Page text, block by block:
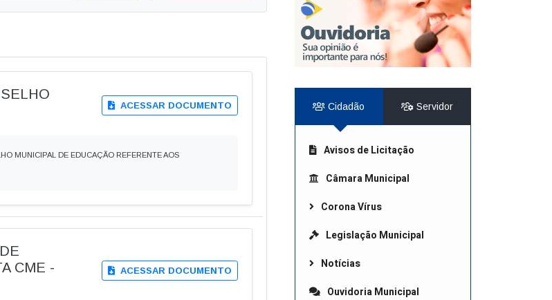
ACESSAR DOCUMENTO
MUNICIPAL DE EDUCAÇÃO REFERENTE AOS
CME -
ACESSAR DOCUMENTO
Cidadão Servidor
Avisos de Licitação
Câmara Municipal
Corona Vírus
Legislação Municipal
Notícias
Ouvidoria Municipal